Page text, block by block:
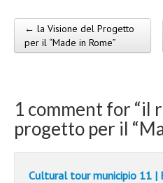
Post navigation
← la Visione del Progetto
per il “Made in Rome”
1 comment for “il
progetto per il
Cultural tour municipio 11 |